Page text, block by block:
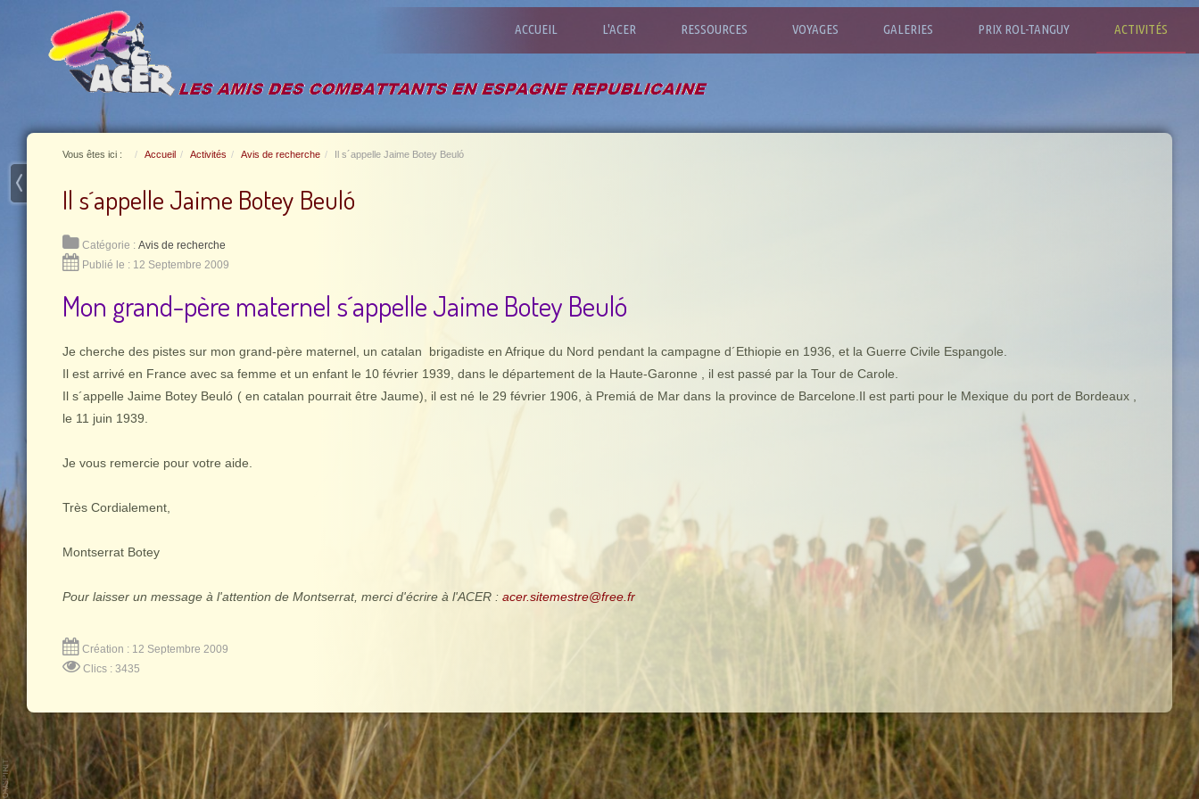
ACCUEIL L'ACER RESSOURCES VOYAGES GALERIES PRIX ROL-TANGUY ACTIVITÉS
Vous êtes ici : Accueil Activités Avis de recherche Il s´appelle Jaime Botey Beuló
Il s´appelle Jaime Botey Beuló
Catégorie : Avis de recherche
Publié le : 12 Septembre 2009
Mon grand-père maternel s´appelle Jaime Botey Beuló
Je cherche des pistes sur mon grand-père maternel, un catalan brigadiste en Afrique du Nord pendant la campagne d´Ethiopie en 1936, et la Guerre Civile Espangole.
Il est arrivé en France avec sa femme et un enfant le 10 février 1939, dans le département de la Haute-Garonne , il est passé par la Tour de Carole.
Il s´appelle Jaime Botey Beuló ( en catalan pourrait être Jaume), il est né le 29 février 1906, à Premiá de Mar dans la province de Barcelone.Il est parti pour le Mexique du port de Bordeaux ,
le 11 juin 1939.
Je vous remercie pour votre aide.
Très Cordialement,
Montserrat Botey
Pour laisser un message à l'attention de Montserrat, merci d'écrire à l'ACER : acer.sitemestre@free.fr
Création : 12 Septembre 2009
Clics : 3435